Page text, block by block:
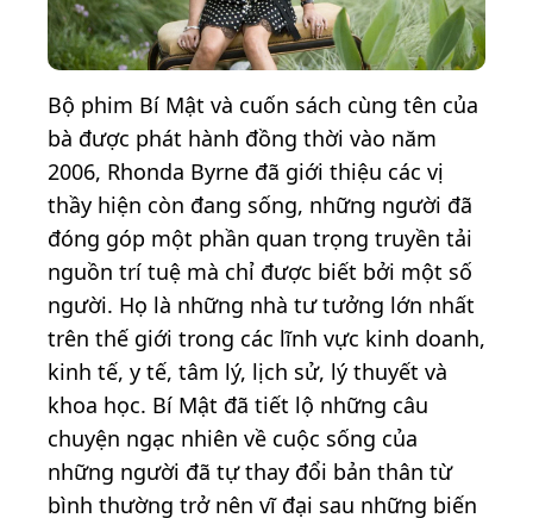
Bộ phim Bí Mật và cuốn sách cùng tên của
bà được phát hành đồng thời vào năm
2006, Rhonda Byrne đã giới thiệu các vị
thầy hiện còn đang sống, những người đã
đóng góp một phần quan trọng truyền tải
nguồn trí tuệ mà chỉ được biết bởi một số
người. Họ là những nhà tư tưởng lớn nhất
trên thế giới trong các lĩnh vực kinh doanh,
kinh tế, y tế, tâm lý, lịch sử, lý thuyết và
khoa học. Bí Mật đã tiết lộ những câu
chuyện ngạc nhiên về cuộc sống của
những người đã tự thay đổi bản thân từ
bình thường trở nên vĩ đại sau những biến